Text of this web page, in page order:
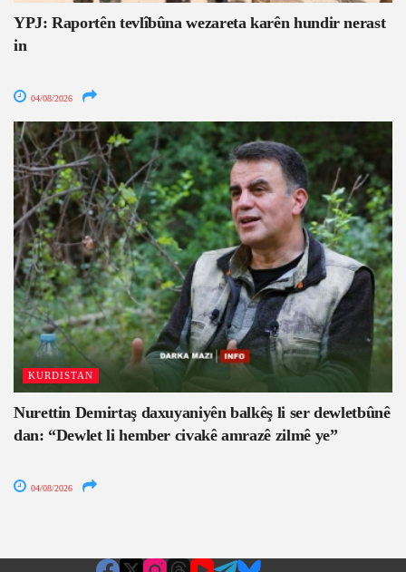
YPJ: Raportên tevlîbûna wezareta karên hundir nerast
in
04/08/2026
KURDISTAN
Nurettin Demirtaş daxuyaniyên balkêş li ser dewletbûnê
dan: “Dewlet li hember civakê amrazê zilmê ye”
04/08/2026